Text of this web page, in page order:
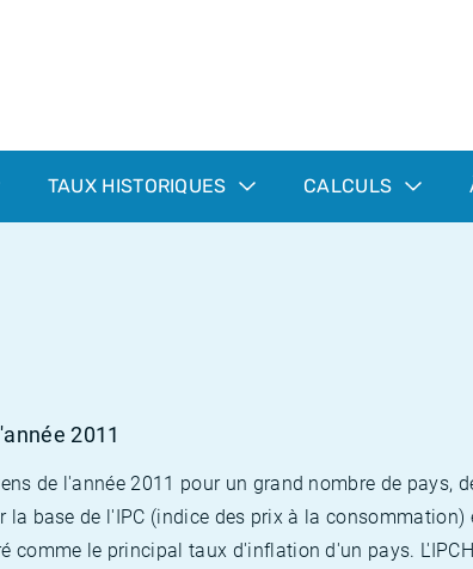
TAUX HISTORIQUES CALCULS
2011
de l'année 2011 pour un grand nombre de pays,
base de l'IPC (indice des prix à la consommation)
comme le principal taux d'inflation d'un pays.